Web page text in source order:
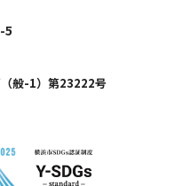
5
般-1）第23222号